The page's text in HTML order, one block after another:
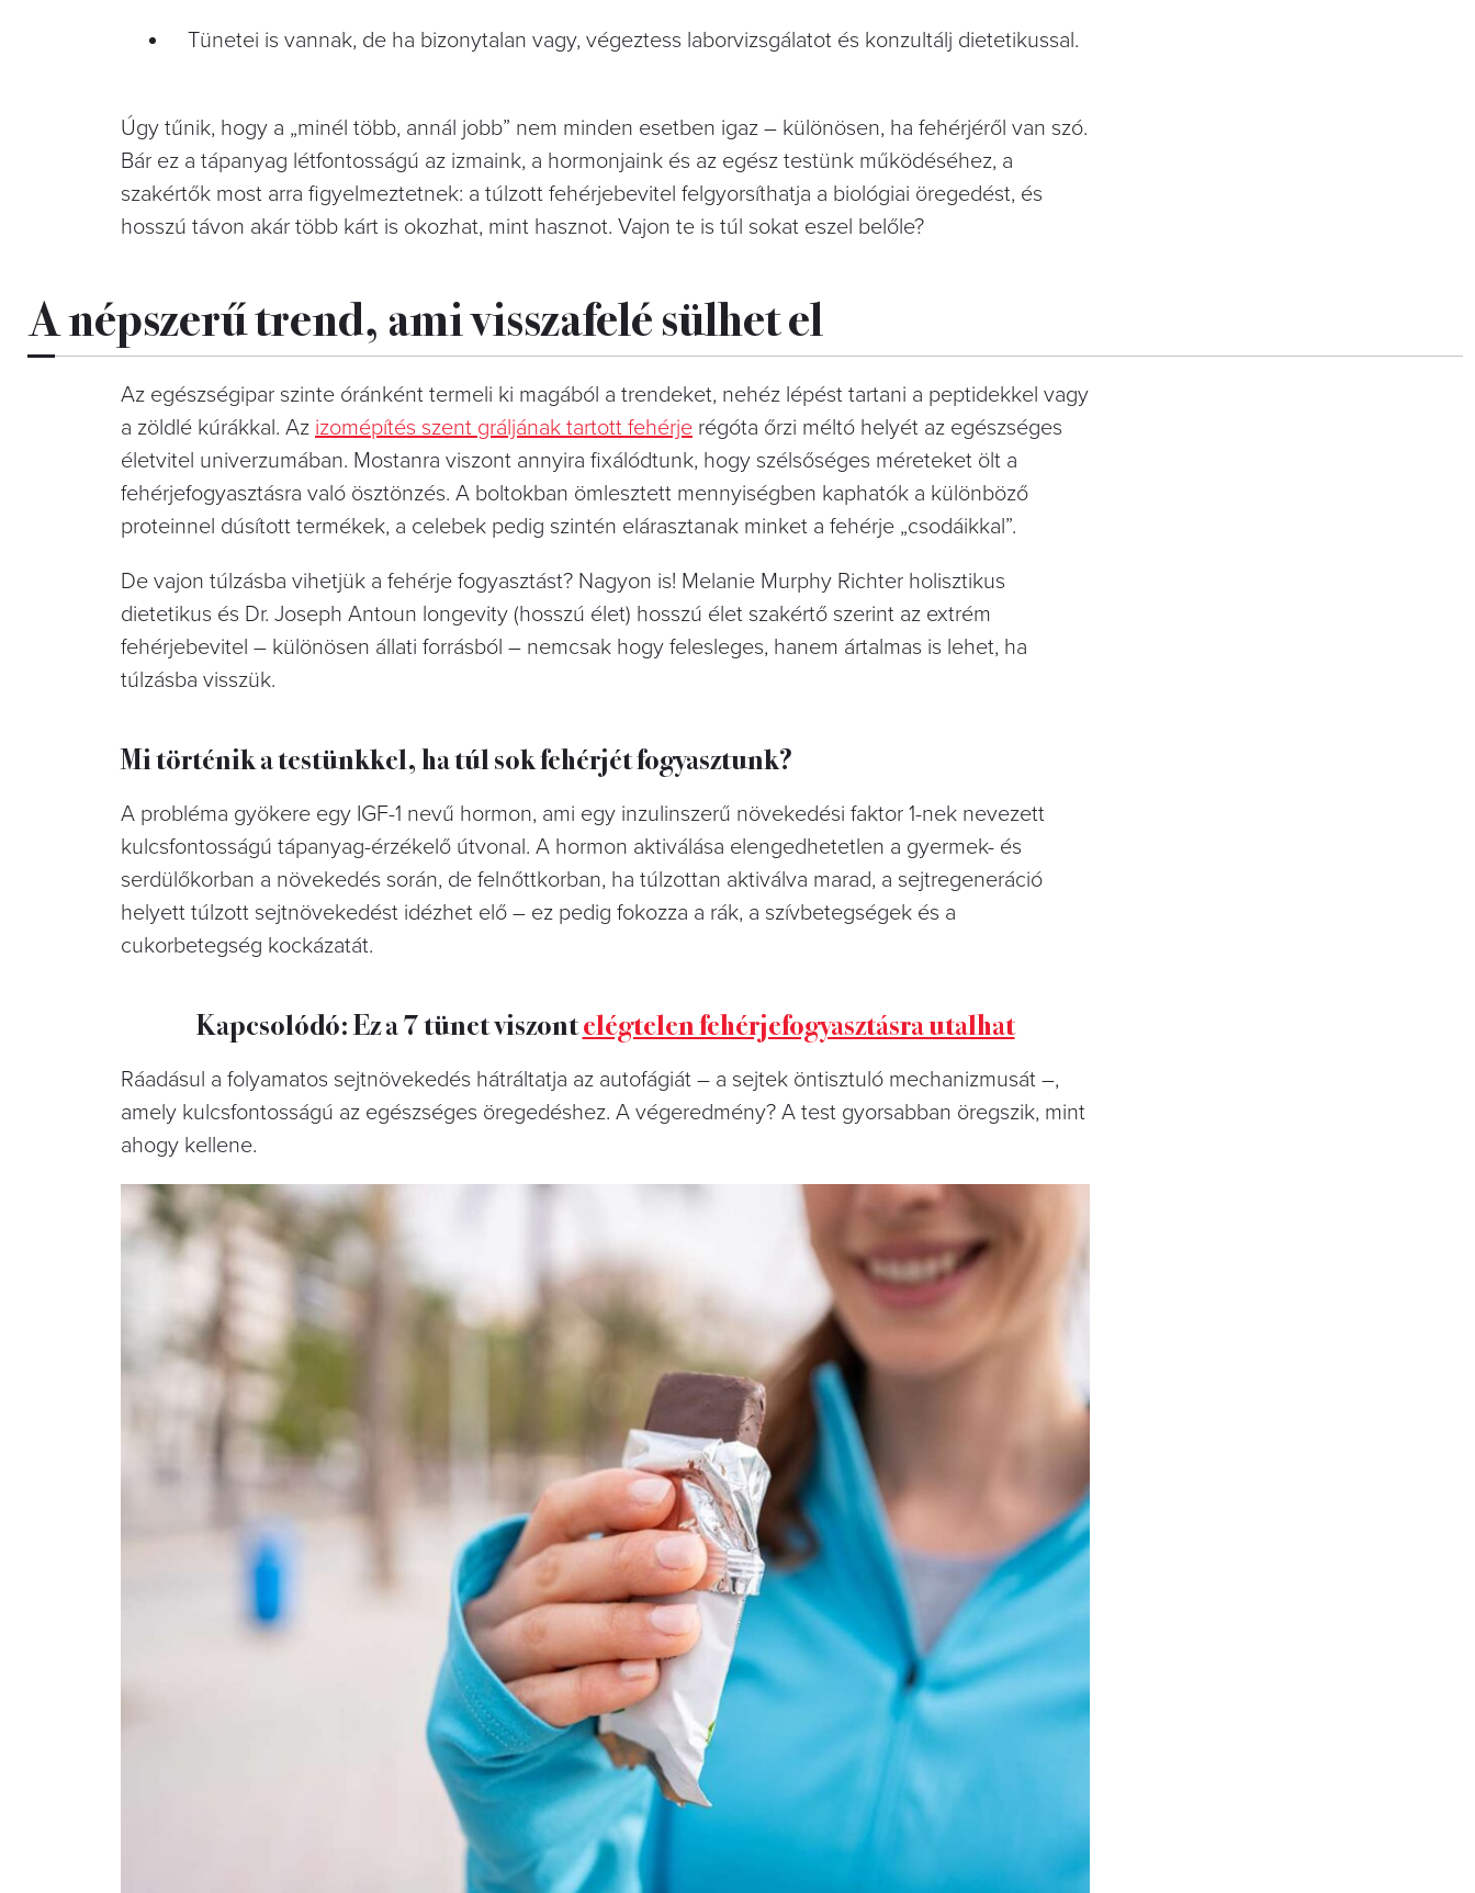
Tünetei is vannak, de ha bizonytalan vagy, végeztess laborvizsgálatot és konzultálj dietetikussal.
Úgy tűnik, hogy a „minél több, annál jobb” nem minden esetben igaz – különösen, ha fehérjéről van szó.
Bár ez a tápanyag létfontosságú az izmaink, a hormonjaink és az egész testünk működéséhez, a
szakértők most arra figyelmeztetnek: a túlzott fehérjebevitel felgyorsíthatja a biológiai öregedést, és
hosszú távon akár több kárt is okozhat, mint hasznot. Vajon te is túl sokat eszel belőle?
A népszerű trend, ami visszafelé sülhet el
Az egészségipar szinte óránként termeli ki magából a trendeket, nehéz lépést tartani a peptidekkel vagy
a zöldlé kúrákkal. Az izomépítés szent gráljának tartott fehérje régóta őrzi méltó helyét az egészséges
életvitel univerzumában. Mostanra viszont annyira fixálódtunk, hogy szélsőséges méreteket ölt a
fehérjefogyasztásra való ösztönzés. A boltokban ömlesztett mennyiségben kaphatók a különböző
proteinnel dúsított termékek, a celebek pedig szintén elárasztanak minket a fehérje „csodáikkal”.
De vajon túlzásba vihetjük a fehérje fogyasztást? Nagyon is! Melanie Murphy Richter holisztikus
dietetikus és Dr. Joseph Antoun longevity (hosszú élet) hosszú élet szakértő szerint az extrém
fehérjebevitel – különösen állati forrásból – nemcsak hogy felesleges, hanem ártalmas is lehet, ha
túlzásba visszük.
Mi történik a testünkkel, ha túl sok fehérjét fogyasztunk?
A probléma gyökere egy IGF-1 nevű hormon, ami egy inzulinszerű növekedési faktor 1-nek nevezett
kulcsfontosságú tápanyag-érzékelő útvonal. A hormon aktiválása elengedhetetlen a gyermek- és
serdülőkorban a növekedés során, de felnőttkorban, ha túlzottan aktiválva marad, a sejtregeneráció
helyett túlzott sejtnövekedést idézhet elő – ez pedig fokozza a rák, a szívbetegségek és a
cukorbetegség kockázatát.
Kapcsolódó: Ez a 7 tünet viszontelégtelen fehérjefogyasztásra utalhat
Ráadásul a folyamatos sejtnövekedés hátráltatja az autofágiát – a sejtek öntisztuló mechanizmusát –,
amely kulcsfontosságú az egészséges öregedéshez. A végeredmény? A test gyorsabban öregszik, mint
ahogy kellene.